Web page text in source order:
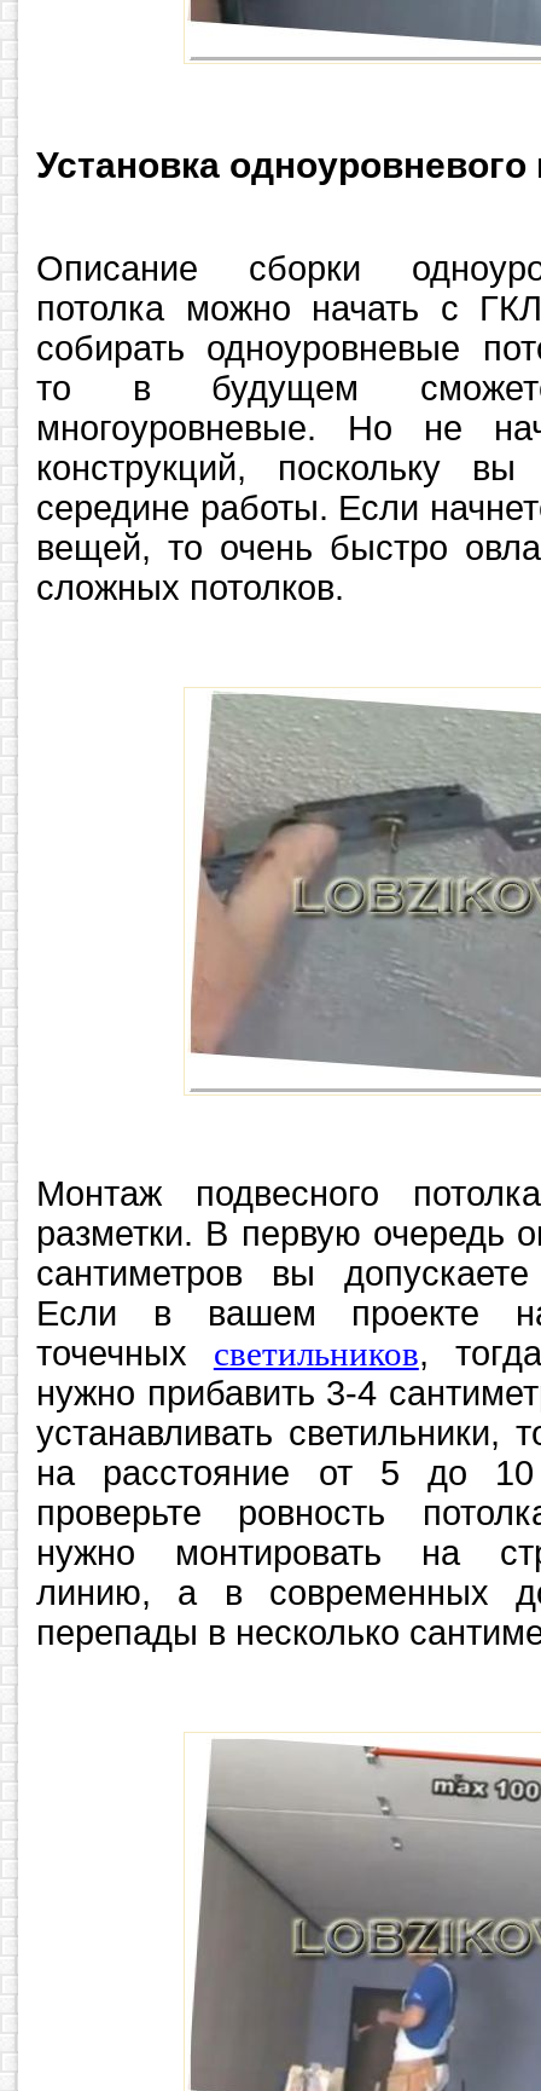
Установка одноуровневого
Описание сборки
потолка можно начать с
собирать одноуровневые
то в будущем
многоуровневые. Но не
конструкций, поскольку
середине работы. Если
вещей, то очень быстро
сложных потолков.
Монтаж подвесного
разметки. В первую очередь
сантиметров вы
Если в вашем проекте
точечных светильников,
нужно прибавить 3-4
устанавливать светильники,
на расстояние от 5 до 10
проверьте ровность
нужно монтировать на
линию, а в современных
перепады в несколько